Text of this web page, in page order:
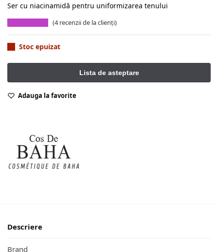
Ser cu niacinamidă pentru uniformizarea tenului
(4recenzii de la clienți)
Stoc epuizat
Adauga la favorite
Descriere
Brand